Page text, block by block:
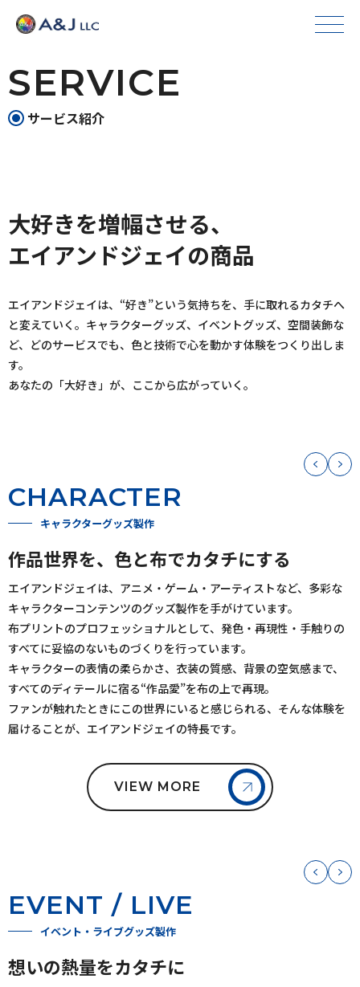
SERVICE
サービス紹介
大好きを増幅させる、
エイアンドジェイの商品
エイアンドジェイは、“好き”という気持ちを、手に取れるカタチへ
と変えていく。キャラクターグッズ、イベントグッズ、空間装飾な
ど、どのサービスでも、色と技術で心を動かす体験をつくり出しま
す。
あなたの「大好き」が、ここから広がっていく。
CHARACTER
キャラクターグッズ製作
作品世界を、色と布でカタチにする
エイアンドジェイは、アニメ・ゲーム・アーティストなど、多彩な
キャラクターコンテンツのグッズ製作を手がけています。
布プリントのプロフェッショナルとして、発色・再現性・手触りの
すべてに妥協のないものづくりを行っています。
キャラクターの表情の柔らかさ、衣装の質感、背景の空気感まで、
すべてのディテールに宿る“作品愛”を布の上で再現。
ファンが触れたときにこの世界にいると感じられる、そんな体験を
届けることが、エイアンドジェイの特長です。
VIEW MORE
EVENT / LIVE
イベント・ライブグッズ製作
想いの熱量をカタチに